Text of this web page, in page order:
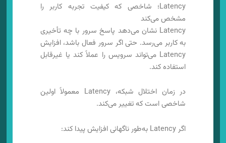
Latency؛ شاخصی که کیفیت تجربه کاربر را
مشخص می‌کند
Latency نشان می‌دهد پاسخ سرور با چه تأخیری
به کاربر می‌رسد. حتی اگر سرور فعال باشد، افزایش
Latency می‌تواند سرویس را عملاً کند یا غیرقابل
استفاده کند.
در زمان اختلال شبکه، Latency معمولاً اولین
شاخصی است که تغییر می‌کند.
اگر Latency به‌طور ناگهانی افزایش پیدا کند: